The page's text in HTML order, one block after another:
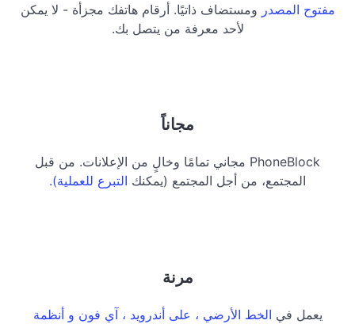
مفتوح المصدر ومستضاف ذاتيًا. أرقام هاتفك مجزأة - لا يمكن
لأحد معرفة من يتصل بك.
مجاناً
PhoneBlock مجاني تمامًا وخالٍ من الإعلانات. من قبل
المجتمع، من أجل المجتمع (يمكنك التبرع للعملية).
مرنة
يعمل في الخط الأرضي ، علىأندرويد ،آي فون وأنظمة